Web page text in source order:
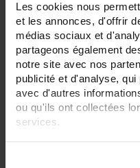
Les cookies nous
et les annonces, d'offrir
médias sociaux et
partageons également
notre site avec nos
publicité et d'analyse,
avec d'autres
ou qu'ils ont collectées
services.
PINZA